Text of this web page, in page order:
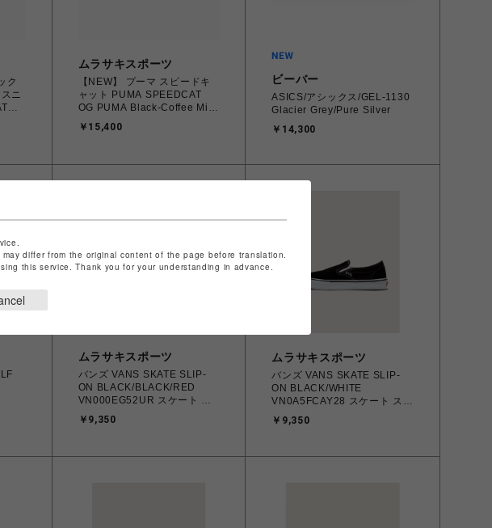
ク
ニ
ムラサキスポーツ
【NEW】 プーマ スピードキ
ャット PUMA SPEEDCAT
OG PUMA Black-Coffee Milk
4069162801821 【送料無料
￥15,400
ビーバー
ASICS/アシックス/GEL-1130
Glacier Grey/Pure Silver
￥14,300
ムラサキスポーツ
バンズ VANS SKATE SLIP-
ON BLACK/BLACK/RED
VN000EG52UR スケート ス
スニーカー メンズ シューズ
￥9,350
ムラサキスポーツ
バンズ VANS SKATE SLIP-
ON BLACK/WHITE
VN0A5FCAY28 スケート スリ
ニーカー メンズ シューズ
￥9,350
differ from the original content of the page before translation.
this service. Thank you for your understanding in advance.